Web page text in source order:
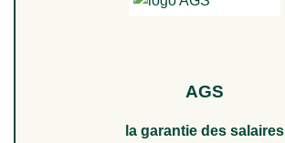
AGS
la garantie des salaires